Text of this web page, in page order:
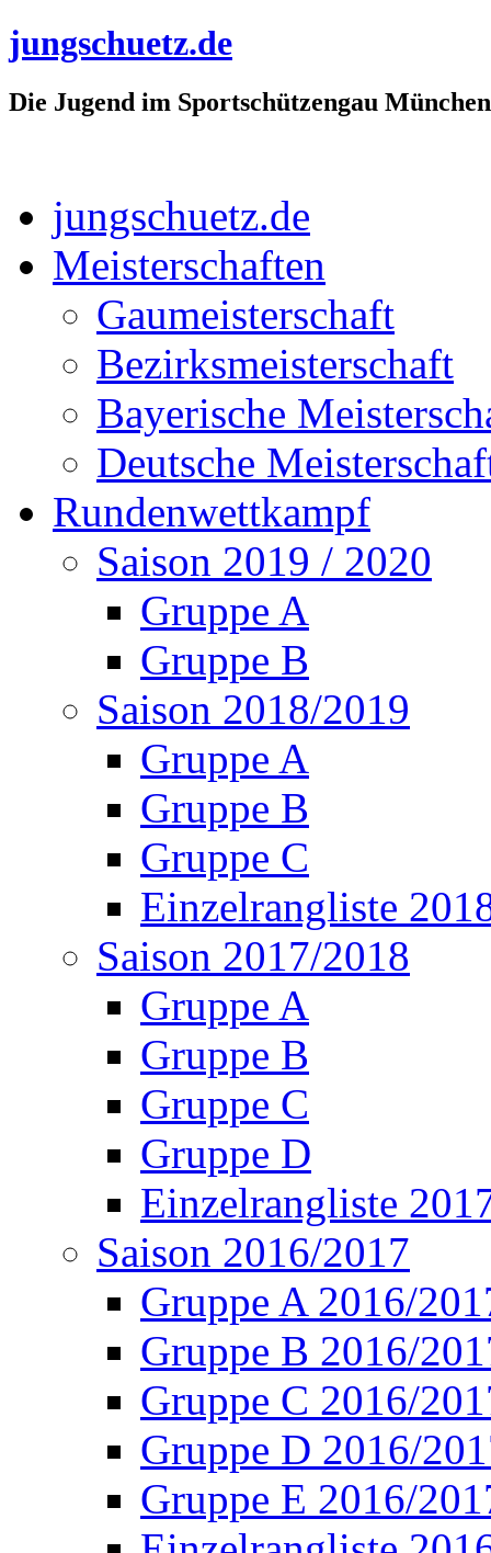
jungschuetz.de
Die Jugend im Sportschützengau
jungschuetz.de
Meisterschaften
Gaumeisterschaft
Bezirksmeisterschaft
Bayerische
Deutsche
Rundenwettkampf
Saison 2019 / 2020
Gruppe A
Gruppe B
Saison 2018/2019
Gruppe A
Gruppe B
Gruppe C
Einzelrangliste
Saison 2017/2018
Gruppe A
Gruppe B
Gruppe C
Gruppe D
Einzelrangliste
Saison 2016/2017
Gruppe A 2016/
Gruppe B 2016/
Gruppe C 2016/
Gruppe D 2016/
Gruppe E 2016/